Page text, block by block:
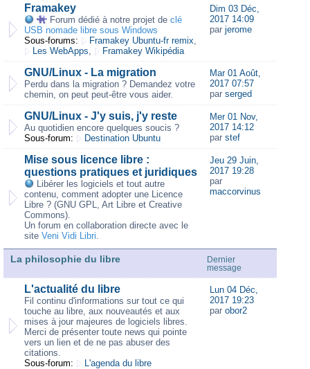
Framakey
Forum dédié à notre projet de clé
USB nomade libre sous Windows
Sous-forums:
Framakey Ubuntu-fr remix,
Les WebApps, Framakey Wikipédia
Dim 03 Déc,
2017 14:09
par jerome
GNU/Linux - La migration
Perdu dans la migration ? Demandez votre
chemin, on peut peut-être vous aider.
Mar 01 Août,
2017 07:57
par serged
GNU/Linux - J'y suis, j'y reste
Au quotidien encore quelques soucis ?
Sous-forum:
Destination Ubuntu
Mer 01 Nov,
2017 14:12
par stef
Mise sous licence libre :
questions pratiques et juridiques
Libérer les logiciels et tout autre
contenu, comment adopter une Licence
Libre ? (GNU GPL, Art Libre et Creative
Commons).
Un forum en collaboration directe avec le
site Veni Vidi Libri.
Jeu 29 Juin,
2017 19:28
par
maccorvinus
La philosophie du libre
Dernier
message
L'actualité du libre
Fil continu d'informations sur tout ce qui
touche au libre, aux nouveautés et aux
mises à jour majeures de logiciels libres.
Merci de présenter toute news qui pointe
vers un lien et de ne pas abuser des
citations.
Sous-forum:
L'agenda du libre
Lun 04 Déc,
2017 19:23
par obor2